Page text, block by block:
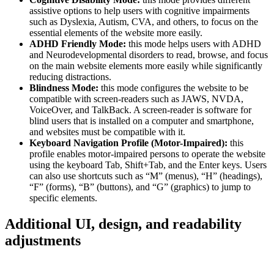
assistive options to help users with cognitive impairments
such as Dyslexia, Autism, CVA, and others, to focus on the
essential elements of the website more easily.
ADHD Friendly Mode: this mode helps users with ADHD
and Neurodevelopmental disorders to read, browse, and focus
on the main website elements more easily while significantly
reducing distractions.
Blindness Mode: this mode configures the website to be
compatible with screen-readers such as JAWS, NVDA,
VoiceOver, and TalkBack. A screen-reader is software for
blind users that is installed on a computer and smartphone,
and websites must be compatible with it.
Keyboard Navigation Profile (Motor-Impaired): this
profile enables motor-impaired persons to operate the website
using the keyboard Tab, Shift+Tab, and the Enter keys. Users
can also use shortcuts such as “M” (menus), “H” (headings),
“F” (forms), “B” (buttons), and “G” (graphics) to jump to
specific elements.
Additional UI, design, and readability
adjustments